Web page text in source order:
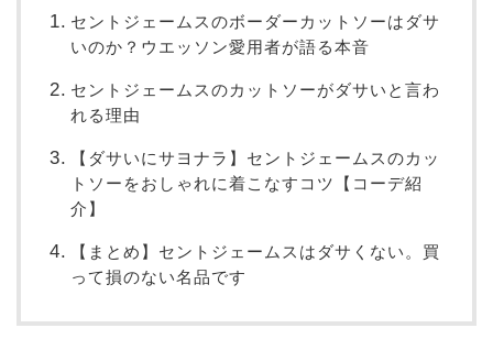
セントジェームスのボーダーカットソーはダサ
いのか？ウエッソン愛用者が語る本音
セントジェームスのカットソーがダサいと言わ
れる理由
【ダサいにサヨナラ】セントジェームスのカッ
トソーをおしゃれに着こなすコツ【コーデ紹
介】
【まとめ】セントジェームスはダサくない。買
って損のない名品です